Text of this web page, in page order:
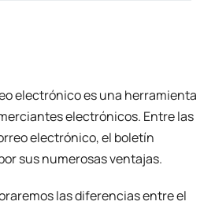
electrónico es una herramienta
electrónicos. Entre las
electrónico, el boletín
sus numerosas ventajas.
las diferencias entre el